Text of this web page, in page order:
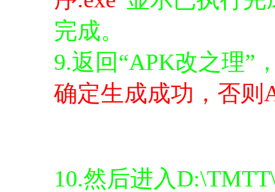
完成。
9.返回“APK改之理”
确定生成成功，否则
10.然后进入